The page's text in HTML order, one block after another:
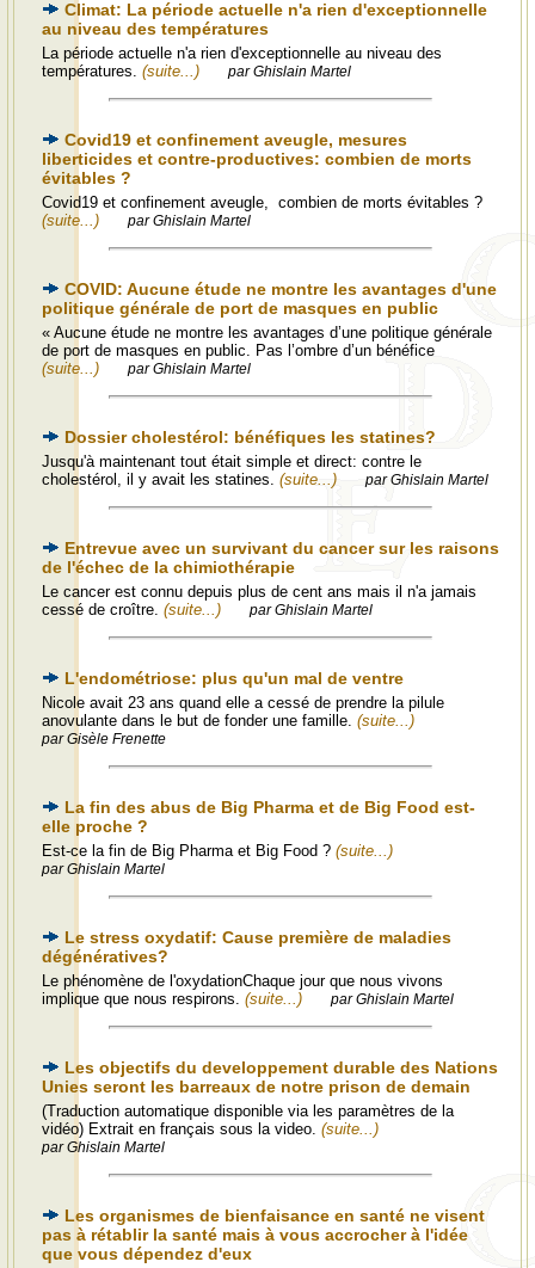
Climat: La période actuelle n'a rien d'exceptionnelle
au niveau des températures
La période actuelle n'a rien d'exceptionnelle au niveau des
températures. (suite...) par Ghislain Martel
Covid19 et confinement aveugle, mesures
liberticides et contre-productives: combien de morts
évitables ?
Covid19 et confinement aveugle, combien de morts évitables ?
(suite...)
par Ghislain Martel
COVID: Aucune étude ne montre les avantages d'une
politique générale de port de masques en public
« Aucune étude ne montre les avantages d’une politique générale
de port de masques en public. Pas l’ombre d’un bénéfice
(suite...)
par Ghislain Martel
Dossier cholestérol: bénéfiques les statines?
Jusqu'à maintenant tout était simple et direct: contre le
cholestérol, il y avait les statines. (suite...) par Ghislain Martel
Entrevue avec un survivant du cancer sur les raisons
de l'échec de la chimiothérapie
Le cancer est connu depuis plus de cent ans mais il n'a jamais
cessé de croître. (suite...) par Ghislain Martel
L'endométriose: plus qu'un mal de ventre
Nicole avait 23 ans quand elle a cessé de prendre la pilule
anovulante dans le but de fonder une famille. (suite...)
par Gisèle Frenette
La fin des abus de Big Pharma et de Big Food est-
elle proche ?
Est-ce la fin de Big Pharma et Big Food ? (suite...)
par Ghislain Martel
Le stress oxydatif: Cause première de maladies
dégénératives?
Le phénomène de l'oxydationChaque jour que nous vivons
implique que nous respirons. (suite...) par Ghislain Martel
Les objectifs du developpement durable des Nations
Unies seront les barreaux de notre prison de demain
(Traduction automatique disponible via les paramètres de la
vidéo) Extrait en français sous la video. (suite...)
par Ghislain Martel
Les organismes de bienfaisance en santé ne visent
pas à rétablir la santé mais à vous accrocher à l'idée
que vous dépendez d'eux